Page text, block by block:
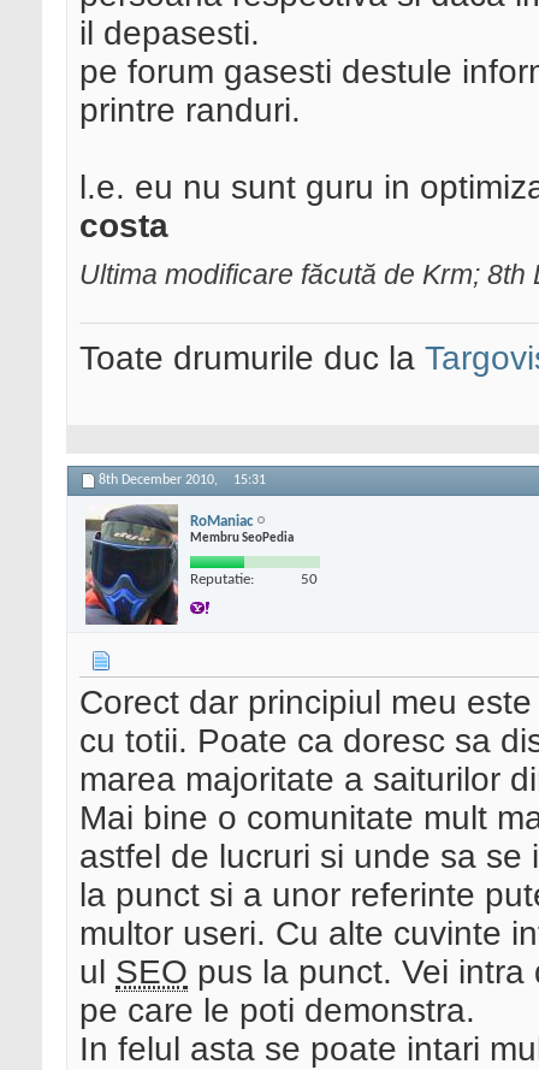
il depasesti.
pe forum gasesti destule
printre randuri.
l.e. eu nu sunt guru in
costa
Ultima modificare făcută de Krm;
Toate drumurile duc la
8th December 2010, 15:31
RoManiac
Membru SeoPedia
Reputatie: 50
Corect dar principiul meu
cu totii. Poate ca doresc sa
marea majoritate a saiturilor
Mai bine o comunitate mult
astfel de lucruri si unde sa
la punct si a unor referinte
multor useri. Cu alte cuvinte
ul SEO pus la punct. Vei
pe care le poti demonstra.
In felul asta se poate intari